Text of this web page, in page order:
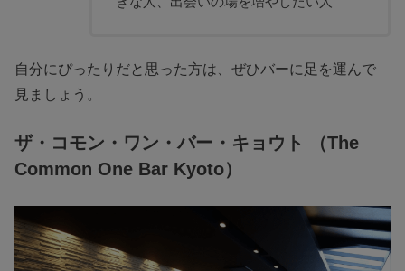
自分にぴったりだと思った方は、ぜひバーに足を運んで
見ましょう。
ザ・コモン・ワン・バー・キョウト （The
Common One Bar Kyoto）